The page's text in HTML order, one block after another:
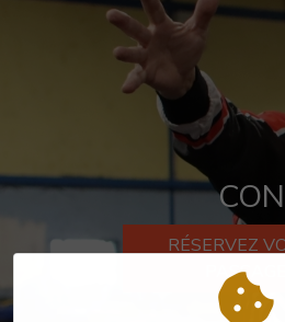
RÉSERVEZ
PASSAGE